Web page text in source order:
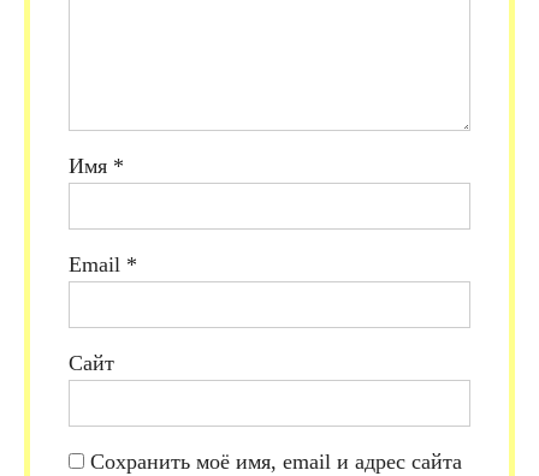
Имя *
Email *
Сайт
Сохранить моё имя, email и адрес сайта